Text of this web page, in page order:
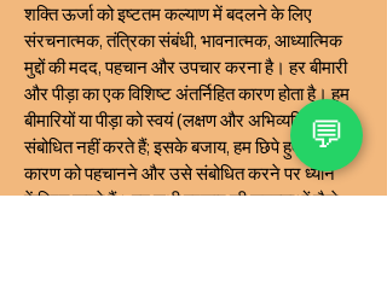
शक्ति ऊर्जा को इष्टतम कल्याण में बदलने के लिए
संरचनात्मक, तंत्रिका संबंधी, भावनात्मक, आध्यात्मिक
मुद्दों की मदद, पहचान और उपचार करना है। हर बीमारी
और पीड़ा का एक विशिष्ट अंतर्निहित कारण होता है। हम
बीमारियों या पीड़ा को स्वयं (लक्षण और अभिव्यक्तियाँ)
संबोधित नहीं करते हैं; इसके बजाय, हम छिपे हुए मूल
कारण को पहचानने और उसे संबोधित करने पर ध्यान
केंद्रित करते हैं। हम सभी प्रकार की समस्याओं जैसे
💬